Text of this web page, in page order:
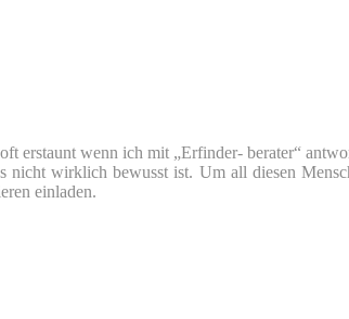
erstaunt wenn ich mit „Erfinder- berater“
nicht wirklich bewusst ist. Um all diesen
einladen.